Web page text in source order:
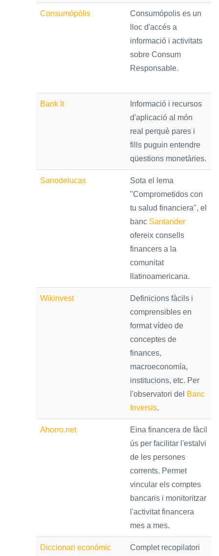
Consumópòlis
Consumópolis es un
lloc d'accés a
informació i activitats
sobre Consum
Responsable.
Bank It
Informació i recursos
d'aplicació al món
real perquè pares i
fills puguin entendre
qüestions monetàries.
Sanodelucas
Sota el lema
"Comprometidos con
tu salud financiera", el
banc Santander
ofereix consells
financers a la
comunitat
llatinoamericana.
Wikinvest
Definicions fàcils i
comprensibles en
format vídeo de
conceptes de
finances,
macroeconomía,
institucions, etc. Per
l'observatori del Banc
Inversis.
Ahorro.net
Eina financera de fàcil
ús per facilitar l'estalvi
de les persones
corrents. Permet
vincular els comptes
bancaris i monitoritzar
l'activitat financera
mes a mes.
Diccionari econòmic
Complet recopilatori